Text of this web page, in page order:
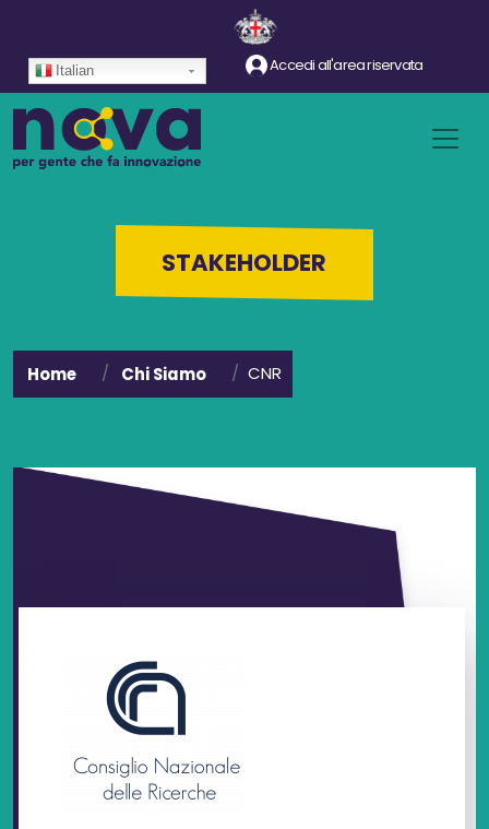
Salta al contenuto principale
Italian Accedi all'area riservata
STAKEHOLDER
Home Chi Siamo CNR